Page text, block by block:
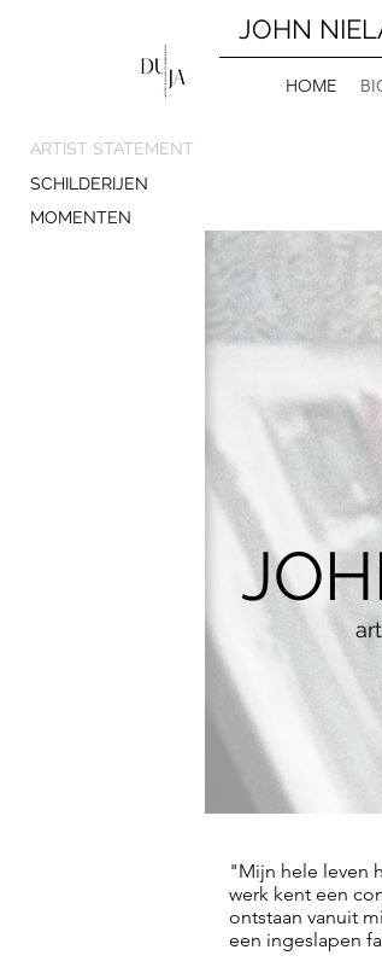
JOHN
HOME
ARTIST STATEMENT
SCHILDERIJEN
MOMENTEN
"Mijn hele leven
werk kent een
ontstaan vanuit
een ingeslapen